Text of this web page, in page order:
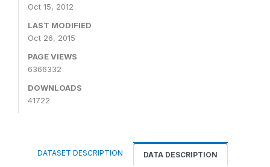
Oct 15, 2012
LAST MODIFIED
Oct 26, 2015
PAGE VIEWS
6366332
DOWNLOADS
41722
DATASET DESCRIPTION DATA DESCRIPTION